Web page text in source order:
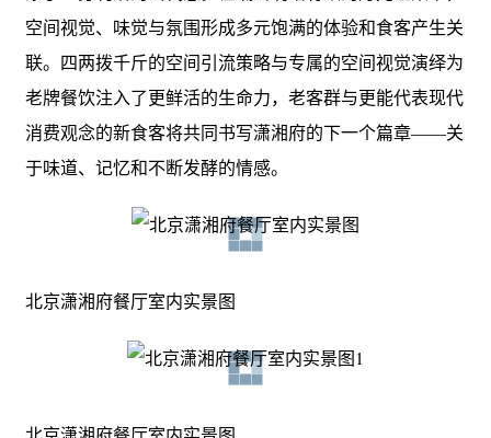
空间视觉、味觉与氛围形成多元饱满的体验和食客产生关
联。四两拨千斤的空间引流策略与专属的空间视觉演绎为
老牌餐饮注入了更鲜活的生命力，老客群与更能代表现代
消费观念的新食客将共同书写潇湘府的下一个篇章——关
于味道、记忆和不断发酵的情感。
北京潇湘府餐厅室内实景图